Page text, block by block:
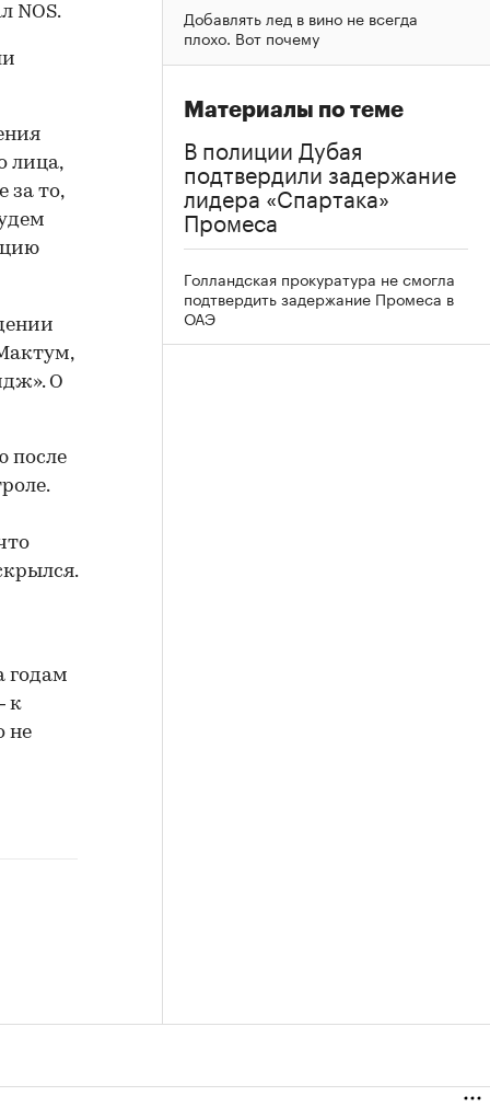
NOS.
лица,
за то,
О
после
годам
к
не
Добавлять лед в вино не всегда
плохо. Вот почему
Материалы по теме
В полиции Дубая
подтвердили задержание
лидера «Спартака»
Промеса
Голландская прокуратура не смогла
подтвердить задержание Промеса в
ОАЭ